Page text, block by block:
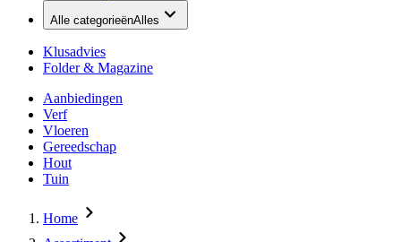
Alle categorieënAlles
Klusadvies
Folder & Magazine
Aanbiedingen
Verf
Vloeren
Gereedschap
Hout
Tuin
Home